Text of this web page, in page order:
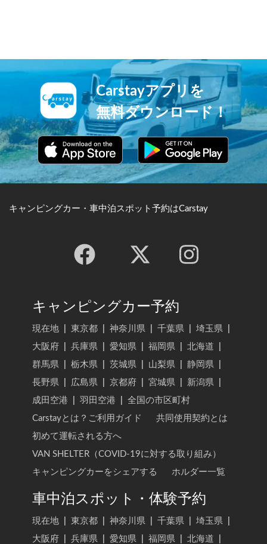
つじまつり、8月は水戸黄門
まつり、9月は萩まつりと年
中行事で賑わいます。
Carstayアプリを
無料ダウンロード！
キャンピングカー・車中泊スポット予約はCarstay
キャンピングカー予約
現在地 東京都 神奈川県 千葉県 埼玉県
大阪府
兵庫県 愛知県 福岡県 北海道
群馬県
栃木県 茨城県 山梨県 静岡県
長野県
広島県 京都府 宮城県 新潟県
成田空港
羽田空港
全国の市区町村
Carstayとは？ご利用ガイド
共同使用契約とは
初めて運転される方へ
VAN SHELTER（COVID-19に対する取り組み）
キャンピングカーをシェアする
ホルダー一覧
車中泊スポット・体験予約
現在地 東京都 神奈川県 千葉県 埼玉県
大阪府
兵庫県 愛知県 福岡県 北海道